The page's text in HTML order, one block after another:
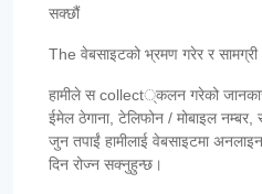
सक्छौं
The वेबसाइटको भ्रमण गरेर र
हामीले स collect्कलन गरेको
ईमेल ठेगाना, टेलिफोन / मोबाइल
जुन तपाईं हामीलाई वेबसाइटमा अनलाइन
दिन रोज्न सक्नुहुन्छ।